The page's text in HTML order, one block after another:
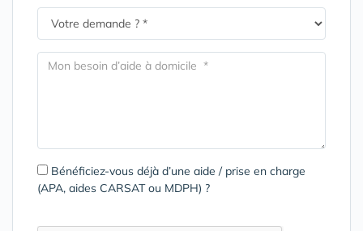
Bénéficiez-vous déjà d’une aide / prise en charge
(APA, aides CARSAT ou MDPH) ?